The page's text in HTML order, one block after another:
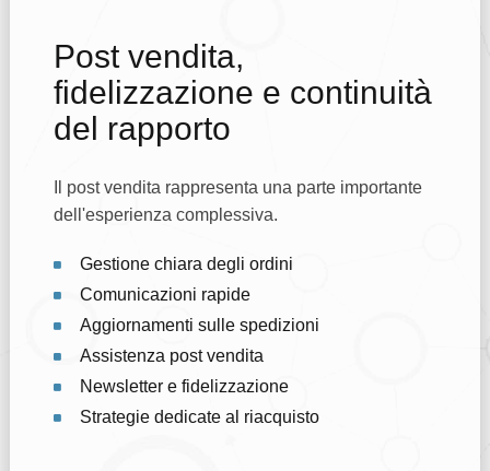
Post vendita,
fidelizzazione e continuità
del rapporto
Il post vendita rappresenta una parte importante
dell'esperienza complessiva.
Gestione chiara degli ordini
Comunicazioni rapide
Aggiornamenti sulle spedizioni
Assistenza post vendita
Newsletter e fidelizzazione
Strategie dedicate al riacquisto